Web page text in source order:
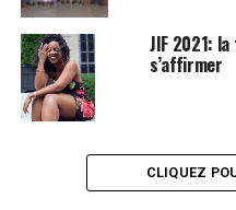
JIF 2021:
s’affirmer
CLIQUEZ